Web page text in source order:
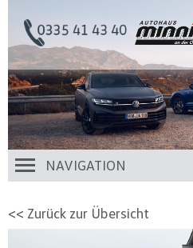
NAVIGATION
<< Zurück zur Übersicht